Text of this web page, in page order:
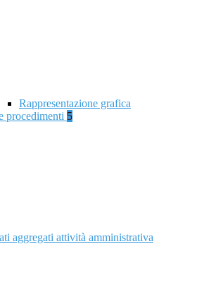
Rappresentazione grafica
procedimenti 5
aggregati attività amministrativa